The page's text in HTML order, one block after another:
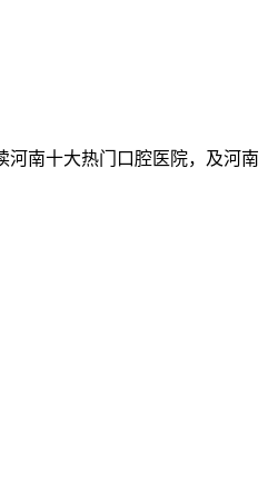
河南十大热门口腔医院，及河南